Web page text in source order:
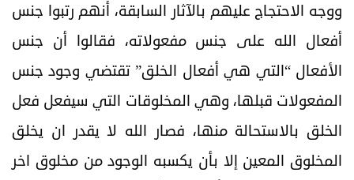
ووجه الاحتجاج عليهم بالآثار السابقة، أنهم رتبوا جنس
أفعال الله على جنس مفعولاته، فقالوا أن جنس
الأفعال “التي هي أفعال الخلق” تقتضي وجود جنس
المفعولات قبلها، وهي المخلوقات التي سيفعل فعل
الخلق بالاستحالة منها، فصار الله لا يقدر ان يخلق
المخلوق المعين إلا بأن يكسبه الوجود من مخلوق اخر